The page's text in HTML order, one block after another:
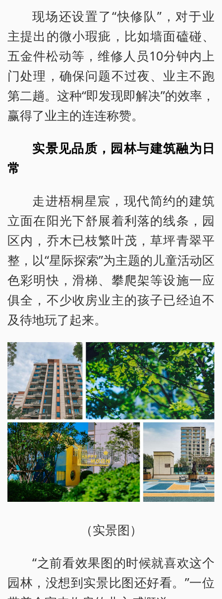
现场还设置了“快修队”，对于业
主提出的微小瑕疵，比如墙面磕碰、
五金件松动等，维修人员10分钟内上
门处理，确保问题不过夜、业主不跑
第二趟。这种“即发现即解决”的效率，
赢得了业主的连连称赞。
实景见品质，园林与建筑融为日
常
走进梧桐星宸，现代简约的建筑
立面在阳光下舒展着利落的线条，园
区内，乔木已枝繁叶茂，草坪青翠平
整，以“星际探索”为主题的儿童活动区
色彩明快，滑梯、攀爬架等设施一应
俱全，不少收房业主的孩子已经迫不
及待地玩了起来。
（实景图）
“之前看效果图的时候就喜欢这个
园林，没想到实景比图还好看。”一位